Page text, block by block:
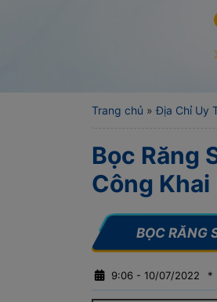
Trang chủ »Địa Chỉ Uy
Bọc Răng
Công Khai
9:06 - 10/07/2022 *